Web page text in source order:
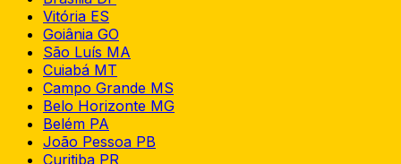
Vitória ES
Goiânia GO
São Luís MA
Cuiabá MT
Campo Grande MS
Belo Horizonte MG
Belém PA
João Pessoa PB
Curitiba PR